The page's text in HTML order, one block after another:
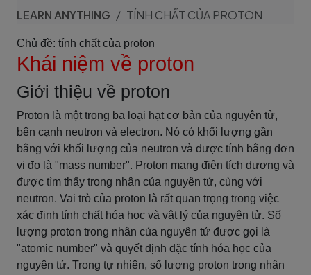
LEARN ANYTHING TÍNH CHẤT CỦA PROTON
Chủ đề: tính chất của proton
Khái niệm về proton
Giới thiệu về proton
Proton là một trong ba loại hạt cơ bản của nguyên tử,
bên cạnh neutron và electron. Nó có khối lượng gần
bằng với khối lượng của neutron và được tính bằng đơn
vị đo là "mass number". Proton mang điện tích dương và
được tìm thấy trong nhân của nguyên tử, cùng với
neutron. Vai trò của proton là rất quan trọng trong việc
xác định tính chất hóa học và vật lý của nguyên tử. Số
lượng proton trong nhân của nguyên tử được gọi là
"atomic number" và quyết định đặc tính hóa học của
nguyên tử. Trong tự nhiên, số lượng proton trong nhân